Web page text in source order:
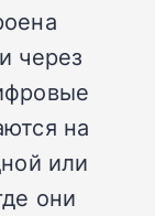
через
на
или
они